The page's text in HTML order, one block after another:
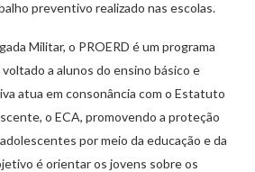
preventivo realizado nas escolas.
Militar, o PROERD é um programa
a alunos do ensino básico e
atua em consonância com o Estatuto
o ECA, promovendo a proteção
por meio da educação e da
é orientar os jovens sobre os